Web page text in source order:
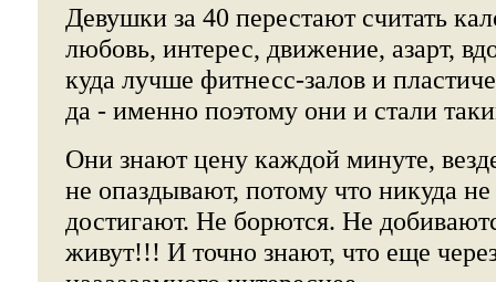
Девушки за 40 перестают считать
любовь, интерес, движение, азарт,
куда лучше фитнесс-залов и
да - именно поэтому они и стали
Они знают цену каждой минуте,
не опаздывают, потому что никуда
достигают. Не борются. Не
живут!!! И точно знают, что еще